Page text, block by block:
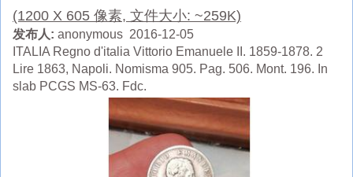
(1200 X 605 像素, 文件大小: ~259K)
发布人: anonymous 2016-12-05
ITALIA Regno d'italia Vittorio Emanuele II. 1859-1878. 2
Lire 1863, Napoli. Nomisma 905. Pag. 506. Mont. 196. In
slab PCGS MS-63. Fdc.